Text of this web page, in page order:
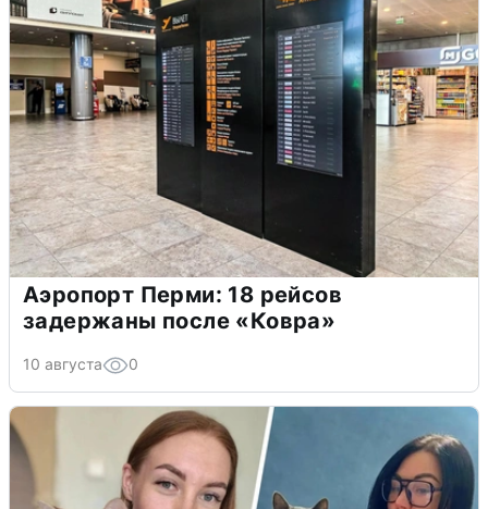
Аэропорт Перми: 18 рейсов
задержаны после «Ковра»
10 августа 0